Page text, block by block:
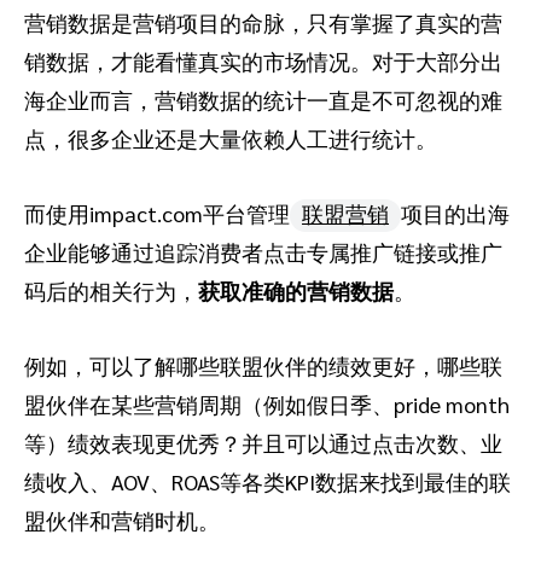
营销数据是营销项目的命脉，只有掌握了真实的营
销数据，才能看懂真实的市场情况。对于大部分出
海企业而言，营销数据的统计一直是不可忽视的难
点，很多企业还是大量依赖人工进行统计。
而使用impact.com平台管理 联盟营销 项目的出海
企业能够通过追踪消费者点击专属推广链接或推广
码后的相关行为， 获取准确的营销数据。
例如，可以了解哪些联盟伙伴的绩效更好，哪些联
盟伙伴在某些营销周期（例如假日季、pride month
等）绩效表现更优秀？并且可以通过点击次数、业
绩收入、AOV、ROAS等各类KPI数据来找到最佳的联
盟伙伴和营销时机。